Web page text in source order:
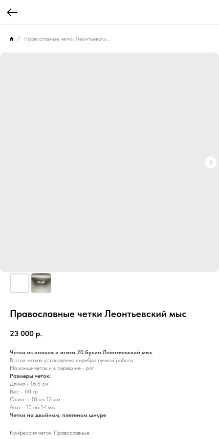
Православные четки Леонтьевский мыс
23 000 р.
Четки из оникса и агата 20 бусин Леонтьевский мыс
В этих четках установлено серебро ручной работы
На конце четок и в середине - рог
Размеры четок:
Длина - 16.5 см
Вес - 60 гр
Оникс - 10 на 12 мм
Агат - 10 на 14 мм
Четки на двойном, плетеном шнуре
Конфессия четок: Православные